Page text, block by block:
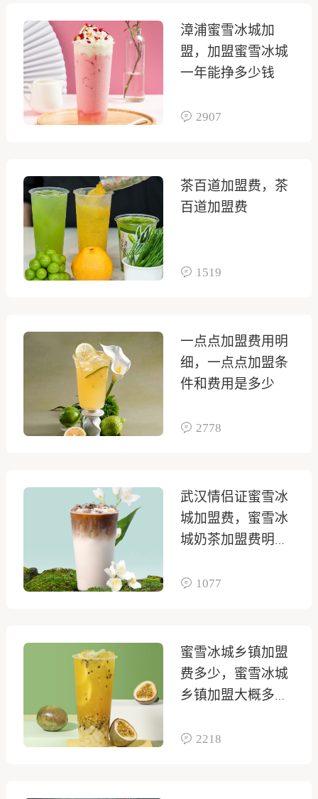
漳浦蜜雪冰城加
盟，加盟蜜雪冰城
一年能挣多少钱
2907
茶百道加盟费，茶
百道加盟费
1519
一点点加盟费用明
细，一点点加盟条
件和费用是多少
2778
武汉情侣证蜜雪冰
城加盟费，蜜雪冰
城奶茶加盟费明细
1077
蜜雪冰城乡镇加盟
费多少，蜜雪冰城
乡镇加盟大概多少
2218